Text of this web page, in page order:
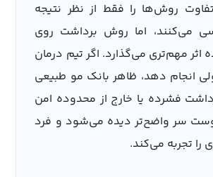
تفاوت روش‌ها را فقط از نظر نتیجه
می‌کنند، اما روش برداشت روی
اثر مهم‌تری می‌گذارد. اگر تیم درمان
انجام دهد، ظاهر بانک مو طبیعی
فشرده یا خارج از محدوده امن
سر واضح‌تر دیده می‌شود و فرد
تجربه می‌کند.